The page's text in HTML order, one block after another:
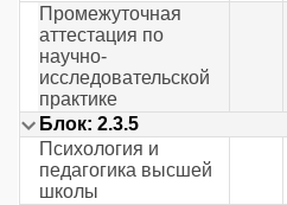
Промежуточная
аттестация по
научно-
исследовательской
практике
Блок: 2.3.5
Психология и
педагогика высшей
школы